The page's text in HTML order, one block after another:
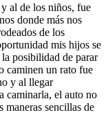
al de los niños, fue
donde más nos
de los
mis hijos se
posibilidad de parar
caminen un rato fue
y al llegar
caminarla, el auto no
maneras sencillas de